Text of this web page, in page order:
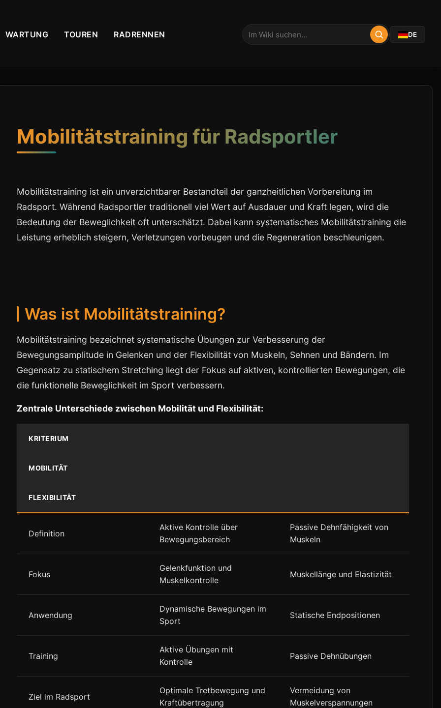
WARTUNG TOUREN RADRENNEN DE
Mobilitätstraining für Radsportler
Mobilitätstraining ist ein unverzichtbarer Bestandteil der ganzheitlichen Vorbereitung im
Radsport. Während Radsportler traditionell viel Wert auf Ausdauer und Kraft legen, wird die
Bedeutung der Beweglichkeit oft unterschätzt. Dabei kann systematisches Mobilitätstraining die
Leistung erheblich steigern, Verletzungen vorbeugen und die Regeneration beschleunigen.
Was ist Mobilitätstraining?
Mobilitätstraining bezeichnet systematische Übungen zur Verbesserung der
Bewegungsamplitude in Gelenken und der Flexibilität von Muskeln, Sehnen und Bändern. Im
Gegensatz zu statischem Stretching liegt der Fokus auf aktiven, kontrollierten Bewegungen, die
die funktionelle Beweglichkeit im Sport verbessern.
Zentrale Unterschiede zwischen Mobilität und Flexibilität:
KRITERIUM
MOBILITÄT
FLEXIBILITÄT
Definition
Aktive Kontrolle über
Bewegungsbereich
Passive Dehnfähigkeit von
Muskeln
Fokus
Gelenkfunktion und
Muskelkontrolle
Muskellänge und Elastizität
Anwendung
Dynamische Bewegungen im
Sport
Statische Endpositionen
Training
Aktive Übungen mit
Kontrolle
Passive Dehnübungen
Ziel im Radsport
Optimale Tretbewegung und
Kraftübertragung
Vermeidung von
Muskelverspannungen